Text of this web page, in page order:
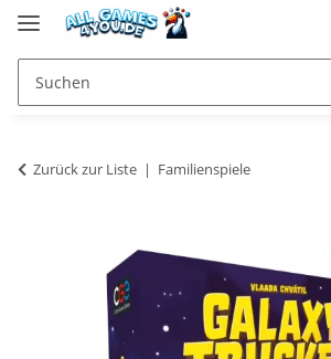
Zurück zur Liste Familienspiele